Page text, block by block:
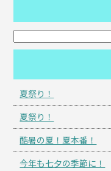
夏祭り！
夏祭り！
酷暑の夏！夏本番！
今年も七夕の季節に！